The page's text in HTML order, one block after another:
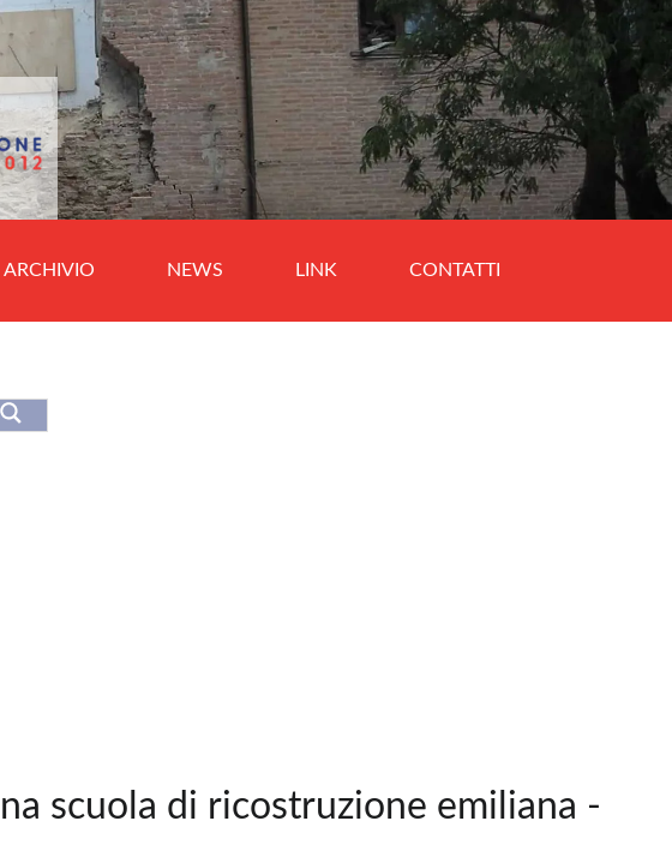
ARCHIVIO NEWS LINK CONTATTI
scuola di ricostruzione emiliana -